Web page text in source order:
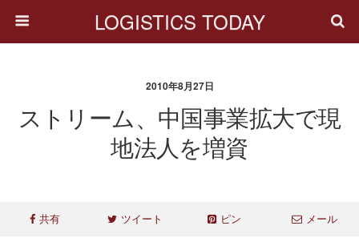
LOGISTICS TODAY
2010年8月27日
ストリーム、中国事業拡大で現
地法人を増資
共有 ツイート ピン メール